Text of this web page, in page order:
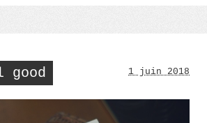
1 juin 2018